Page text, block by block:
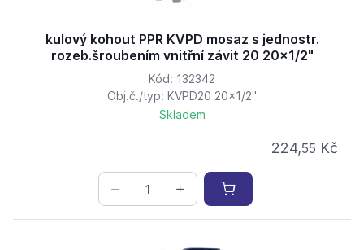
kulový kohout PPR KVPD mosaz s jednostr.
rozeb.šroubením vnitřní závit 20 20x1/2"
Kód: 132342
Obj.č./typ: KVPD20 20x1/2"
Skladem
224,55 Kč